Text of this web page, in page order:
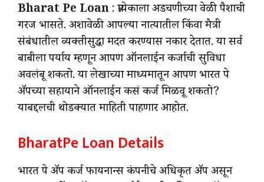
Bharat Pe Loan : प्रत्येकाला अडचणीच्या वेळी पैशाची
गरज भासते. अशावेळी आपल्या नात्यातील किंवा मैत्री
संबंधातील व्यक्तीसुद्धा मदत करण्यास नकार देतात. या सर्व
बाबीला पर्याय म्हणून आपण ऑनलाईन कर्जाची सुविधा
अवलंबू शकतो. या लेखाच्या माध्यमातून आपण भारत पे
ॲपच्या सहायाने ऑनलाईन कसं कर्ज मिळवू शकतो?
याबद्दलची थोडक्यात माहिती पाहणार आहोत.
BharatPe Loan Details
भारत पे ॲप कर्ज फायनान्स कंपनीचे अधिकृत ॲप असून